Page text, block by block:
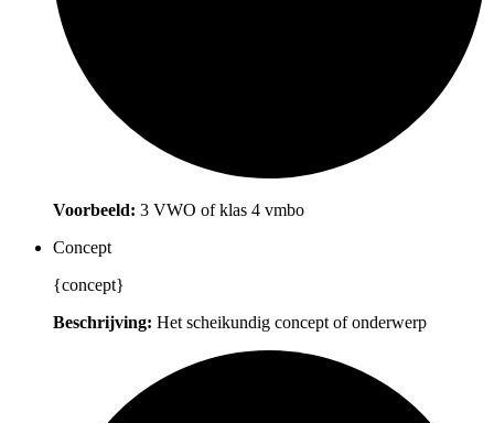
Voorbeeld: 3 VWO of klas 4 vmbo
Concept
{concept}
Beschrijving: Het scheikundig concept of onderwerp